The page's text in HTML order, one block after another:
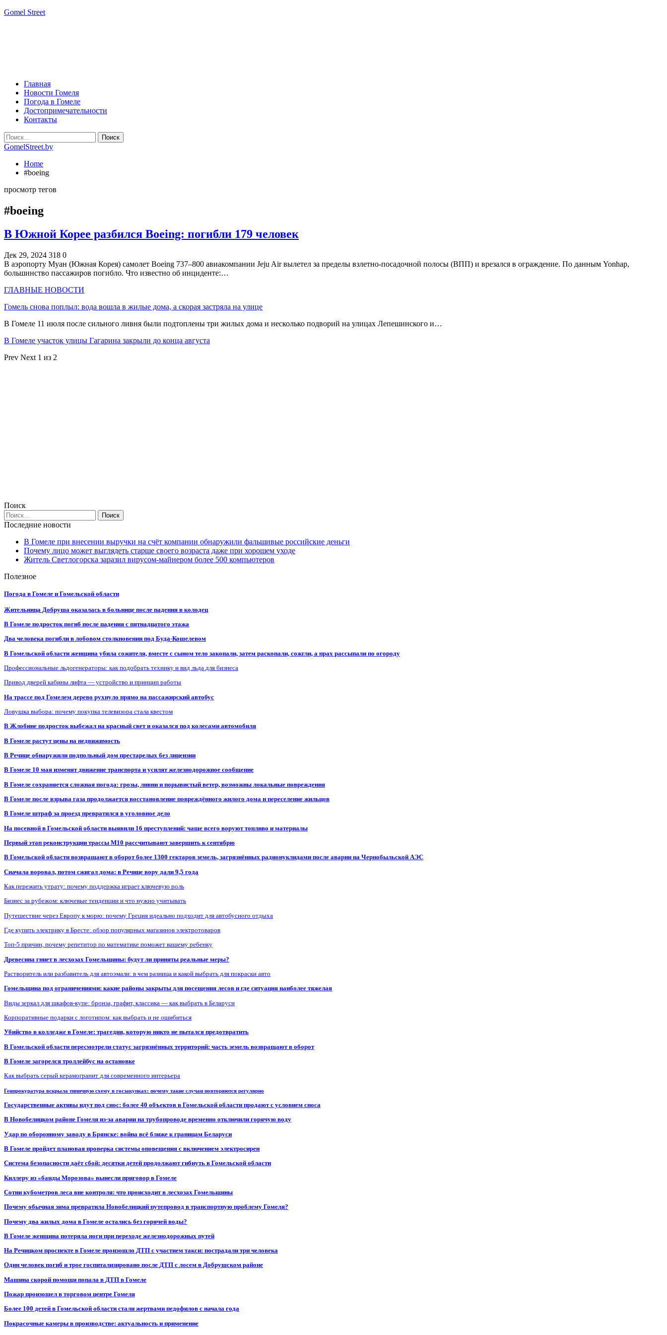
Gomel Street
Главная
Новости Гомеля
Погода в Гомеле
Достопримечательности
Контакты
GomelStreet.by
Home
#boeing
просмотр тегов
#boeing
В Южной Корее разбился Boeing: погибли 179 человек
Дек 29, 2024 318 0
В аэропорту Муан (Южная Корея) самолет Boeing 737–800 авиакомпании Jeju Air вылетел за пределы взлетно-посадочной полосы (ВПП) и врезался в ограждение. По данным Yonhap,
большинство пассажиров погибло. Что известно об инциденте:…
ГЛАВНЫЕ НОВОСТИ
Гомель снова поплыл: вода вошла в жилые дома, а скорая застряла на улице
В Гомеле 11 июля после сильного ливня были подтоплены три жилых дома и несколько подворий на улицах Лепешинского и…
В Гомеле участок улицы Гагарина закрыли до конца августа
Prev Next 1 из 2
Поиск
Последние новости
В Гомеле при внесении выручки на счёт компании обнаружили фальшивые российские деньги
Почему лицо может выглядеть старше своего возраста даже при хорошем уходе
Житель Светлогорска заразил вирусом-майнером более 500 компьютеров
Полезное
Погода в Гомеле и Гомельской области
Жительница Добруша оказалась в больнице после падения в колодец
В Гомеле подросток погиб после падения с пятнадцатого этажа
Два человека погибли в лобовом столкновении под Буда-Кошелевом
В Гомельской области женщина убила сожителя, вместе с сыном тело закопали, затем раскопали, сожгли, а прах рассыпали по огороду
Профессиональные льдогенераторы: как подобрать технику и вид льда для бизнеса
Привод дверей кабины лифта — устройство и принцип работы
На трассе под Гомелем дерево рухнуло прямо на пассажирский автобус
Ловушка выбора: почему покупка телевизора стала квестом
В Жлобине подросток выбежал на красный свет и оказался под колесами автомобиля
В Гомеле растут цены на недвижимость
В Речице обнаружили подпольный дом престарелых без лицензии
В Гомеле 10 мая изменят движение транспорта и усилят железнодорожное сообщение
В Гомеле сохраняется сложная погода: грозы, ливни и порывистый ветер, возможны локальные повреждения
В Гомеле после взрыва газа продолжается восстановление повреждённого жилого дома и переселение жильцов
В Гомеле штраф за проезд превратился в уголовное дело
На посевной в Гомельской области выявили 16 преступлений: чаще всего воруют топливо и материалы
Первый этап реконструкции трассы М10 рассчитывают завершить к сентябрю
В Гомельской области возвращают в оборот более 1300 гектаров земель, загрязнённых радионуклидами после аварии на Чернобыльской АЭС
Сначала воровал, потом сжигал дома: в Речице вору дали 9,5 года
Как пережить утрату: почему поддержка играет ключевую роль
Бизнес за рубежом: ключевые тенденции и что нужно учитывать
Путешествие через Европу к морю: почему Греция идеально подходит для автобусного отдыха
Где купить электрику в Бресте: обзор популярных магазинов электротоваров
Топ-5 причин, почему репетитор по математике поможет вашему ребенку
Древесина гниет в лесхозах Гомельщины: будут ли приняты реальные меры?
Растворитель или разбавитель для автоэмали: в чем разница и какой выбрать для покраски авто
Гомельщина под ограничениями: какие районы закрыты для посещения лесов и где ситуация наиболее тяжелая
Виды зеркал для шкафов-купе: бронза, графит, классика — как выбрать в Беларуси
Корпоративные подарки с логотипом: как выбрать и не ошибиться
Убийство в колледже в Гомеле: трагедия, которую никто не пытался предотвратить
В Гомельской области пересмотрели статус загрязнённых территорий: часть земель возвращают в оборот
В Гомеле загорелся троллейбус на остановке
Как выбрать серый керамогранит для современного интерьера
Генпрокуратура вскрыла типичную схему в госзакупках: почему такие случаи повторяются регулярно
Государственные активы идут под снос: более 40 объектов в Гомельской области продают с условием сноса
В Новобелицком районе Гомеля из-за аварии на трубопроводе временно отключили горячую воду
Удар по оборонному заводу в Брянске: война всё ближе к границам Беларуси
В Гомеле пройдет плановая проверка системы оповещения с включением электросирен
Система безопасности даёт сбой: десятки детей продолжают гибнуть в Гомельской области
Киллеру из «банды Морозова» вынесли приговор в Гомеле
Сотни кубометров леса вне контроля: что происходит в лесхозах Гомельщины
Почему обычная зима превратила Новобелицкий путепровод в транспортную проблему Гомеля?
Почему два жилых дома в Гомеле остались без горячей воды?
В Гомеле женщина потеряла ноги при переходе железнодорожных путей
На Речицком проспекте в Гомеле произошло ДТП с участием такси: пострадали три человека
Один человек погиб и трое госпитализировано после ДТП с лосем в Добрушском районе
Машина скорой помощи попала в ДТП в Гомеле
Пожар произошел в торговом центре Гомеля
Более 100 детей в Гомельской области стали жертвами педофилов с начала года
Покрасочные камеры в производстве: актуальность и применение